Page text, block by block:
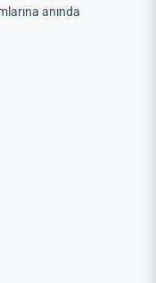
anında